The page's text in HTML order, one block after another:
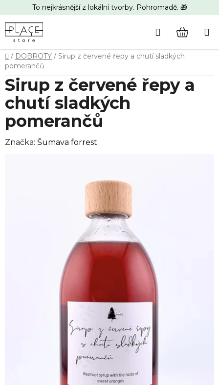
na
obsah
To nejkrásnější z lokální tvorby. Pohromadě. 🎁
Hledat
KOŠÍK
Domů
/ DOBROTY / Sirup z červené řepy a chutí sladkých
pomerančů
Sirup z červené řepy a
chutí sladkých
pomerančů
Značka: Šumava forrest